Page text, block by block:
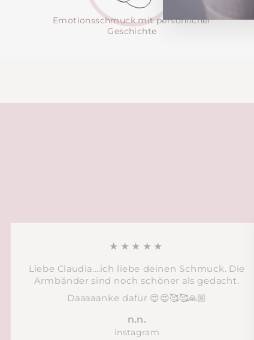
Emotionsschmuck mit persönlicher
Geschichte
★★★★★
Liebe Claudia....ich liebe deinen Schmuck. Die
Armbänder sind noch schöner als gedacht.
Daaaaanke dafür 😍😍🥰🥰🙏🏼
n.n.
instagram